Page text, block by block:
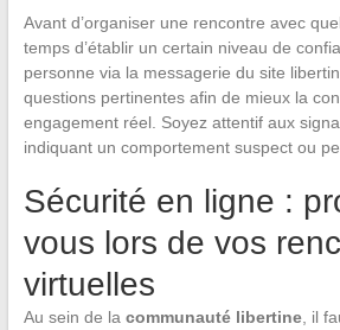
Avant d’organiser une rencontre avec
temps d’établir un certain niveau de
personne via la messagerie du site
questions pertinentes afin de mieux la
engagement réel. Soyez attentif aux
indiquant un comportement suspect ou
Sécurité en ligne :
vous lors de vos
virtuelles
Au sein de la communauté libertine, il